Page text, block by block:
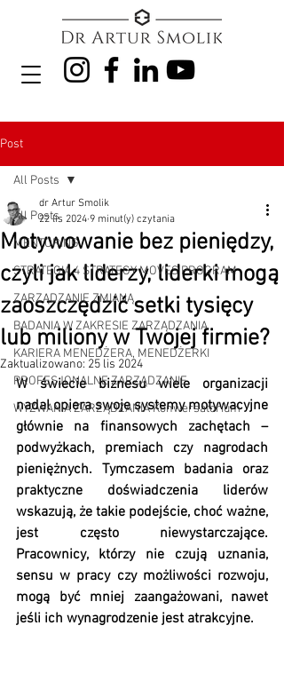
Post
All Posts
MENTORING
STRATEGIA 4 STRATEGY MOVES PROGRAM
ZARZĄDZANIE ZMIANĄ
BADANIA W ZAKRESIE ZARZĄDZANIA
KARIERA MENEDŻERA, MENEDŻERKI
PROFESJONALNE ZARZĄDZANIE
WYZWANIA ZARZĄDZANIA Konwersatorium
All Posts
Motywowanie bez pieniędzy,
czyli jak liderzy, liderki mogą
zaoszczędzić setki tysięcy
lub miliony w Twojej firmie?
dr Artur Smolik
22 lis 2024 9 minut(y) czytania
Zaktualizowano: 25 lis 2024
W świecie biznesu wiele organizacji
nadal opiera swoje systemy motywacyjne
głównie na finansowych zachętach –
podwyżkach, premiach czy nagrodach
pieniężnych. Tymczasem badania oraz
praktyczne doświadczenia liderów
wskazują, że takie podejście, choć ważne,
jest często niewystarczające.
Pracownicy, którzy nie czują uznania,
sensu w pracy czy możliwości rozwoju,
mogą być mniej zaangażowani, nawet
jeśli ich wynagrodzenie jest atrakcyjne.